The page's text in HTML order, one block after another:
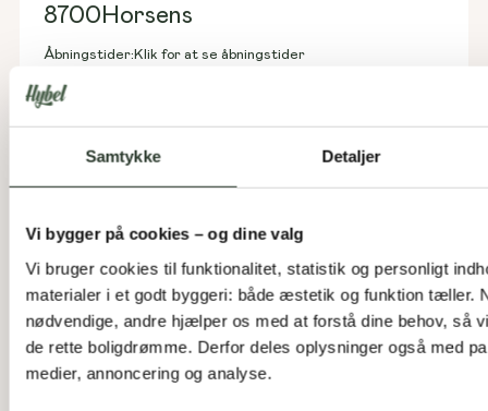
Samtykke Detaljer
Vi bygger på cookies – og dine valg
Vi bruger cookies til funktionalitet, statistik og personligt
materialer i et godt byggeri: både æstetik og funktion tæller.
nødvendige, andre hjælper os med at forstå dine behov, så
de rette boligdrømme. Derfor deles oplysninger også med
medier, annoncering og analyse.
8700 Horsens
Åbningstider: Klik for at se åbningstider
Værelser:
Se vores katalog og
drøm videre hjemme på
sofaen